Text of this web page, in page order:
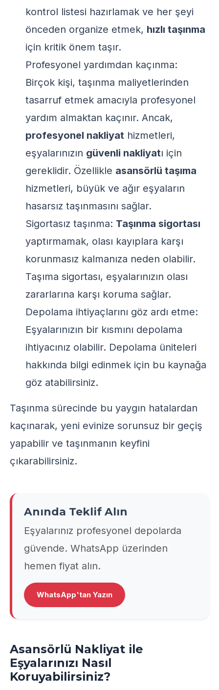
kontrol listesi hazırlamak ve her şeyi
önceden organize etmek, hızlı taşınma
için kritik önem taşır.
Profesyonel yardımdan kaçınma:
Birçok kişi, taşınma maliyetlerinden
tasarruf etmek amacıyla profesyonel
yardım almaktan kaçınır. Ancak,
profesyonel nakliyat hizmetleri,
eşyalarınızın güvenli nakliyatı için
gereklidir. Özellikle asansörlü taşıma
hizmetleri, büyük ve ağır eşyaların
hasarsız taşınmasını sağlar.
Sigortasız taşınma: Taşınma sigortası
yaptırmamak, olası kayıplara karşı
korunmasız kalmanıza neden olabilir.
Taşıma sigortası, eşyalarınızın olası
zararlarına karşı koruma sağlar.
Depolama ihtiyaçlarını göz ardı etme:
Eşyalarınızın bir kısmını depolama
ihtiyacınız olabilir. Depolama üniteleri
hakkında bilgi edinmek için bu kaynağa
göz atabilirsiniz.
Taşınma sürecinde bu yaygın hatalardan
kaçınarak, yeni evinize sorunsuz bir geçiş
yapabilir ve taşınmanın keyfini
çıkarabilirsiniz.
Anında Teklif Alın
Eşyalarınız profesyonel depolarda
güvende. WhatsApp üzerinden
hemen fiyat alın.
WhatsApp'tan Yazın
Asansörlü Nakliyat ile
Eşyalarınızı Nasıl
Koruyabilirsiniz?